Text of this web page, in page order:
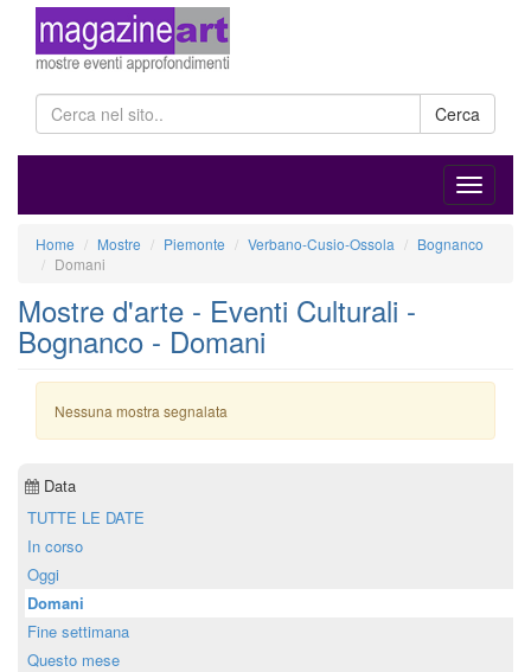
Cerca
Home Mostre Piemonte Verbano-Cusio-Ossola
Bognanco
Domani
Mostre d'arte - Eventi Culturali -
Bognanco - Domani
Nessuna mostra segnalata
Data
TUTTE LE DATE
In corso
Oggi
Domani
Fine settimana
Questo mese